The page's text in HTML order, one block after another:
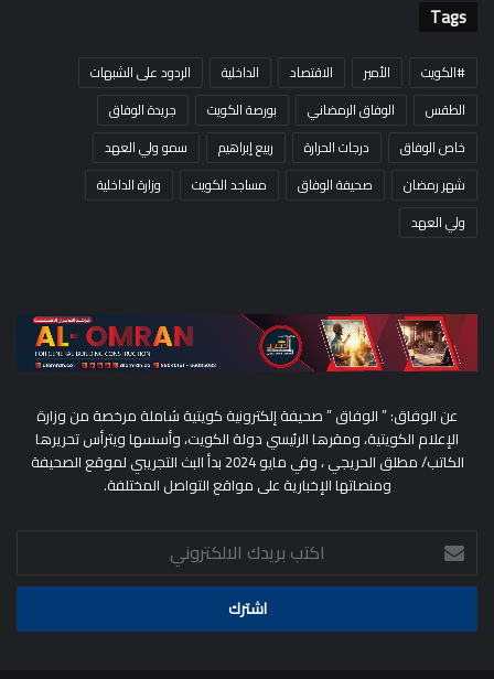
Tags
#الكويت الأمير الاقتصاد الداخلية
الردود على الشبهات
الطقس
الوفاق الرمضاني بورصة الكويت
جريدة الوفاق
خاص الوفاق
درجات الحرارة ربيع إبراهيم
سمو ولي العهد
شهر رمضان
صحيفة الوفاق مساجد الكويت
وزارة الداخلية
ولي العهد
عن الوفاق: ” الوفاق ” صحيفة إلكترونية كويتية شاملة مرخصة من وزارة
الإعلام الكويتية، ومقرها الرئيسي دولة الكويت، وأسسها ويترأس تحريرها
الكاتب/ مطلق الحريجي ، وفي مايو 2024 بدأ البث التجريبي لموقع الصحيفة
ومنصاتها الإخبارية على مواقع التواصل المختلفة.
اكتب
بريدك
الالكتروني